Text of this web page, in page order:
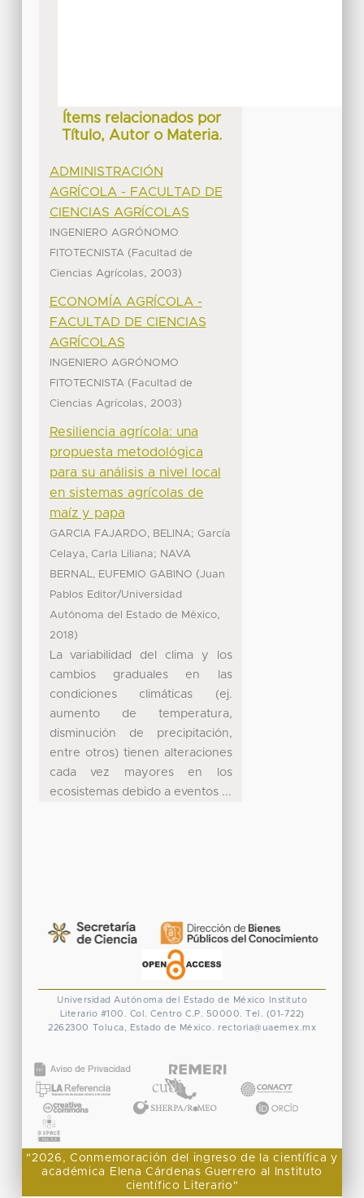
Ítems relacionados por
Título, Autor o Materia.
ADMINISTRACIÓN
AGRÍCOLA - FACULTAD DE
CIENCIAS AGRÍCOLAS
INGENIERO AGRÓNOMO
FITOTECNISTA ( Facultad de
Ciencias Agrícolas, 2003)
ECONOMÍA AGRÍCOLA -
FACULTAD DE CIENCIAS
AGRÍCOLAS
INGENIERO AGRÓNOMO
FITOTECNISTA ( Facultad de
Ciencias Agrícolas, 2003)
Resiliencia agrícola: una
propuesta metodológica
para su análisis a nivel local
en sistemas agrícolas de
maíz y papa
GARCIA FAJARDO, BELINA; García
Celaya, Carla Liliana; NAVA
BERNAL, EUFEMIO GABINO (Juan
Pablos Editor/Universidad
Autónoma del Estado de México,
2018)
La variabilidad del clima y los
cambios graduales en las
condiciones climáticas (ej.
aumento de temperatura,
disminución de precipitación,
entre otros) tienen alteraciones
cada vez mayores en los
ecosistemas debido a eventos ...
Universidad Autónoma del Estado de México
Instituto
Literario #100. Col. Centro C.P. 50000. Tel. (01-722)
2262300 Toluca, Estado de México. rectoria@uaemex.mx
"2026, Conmemoración del ingreso de la científica y
académica Elena Cárdenas Guerrero al Instituto
científico Literario"